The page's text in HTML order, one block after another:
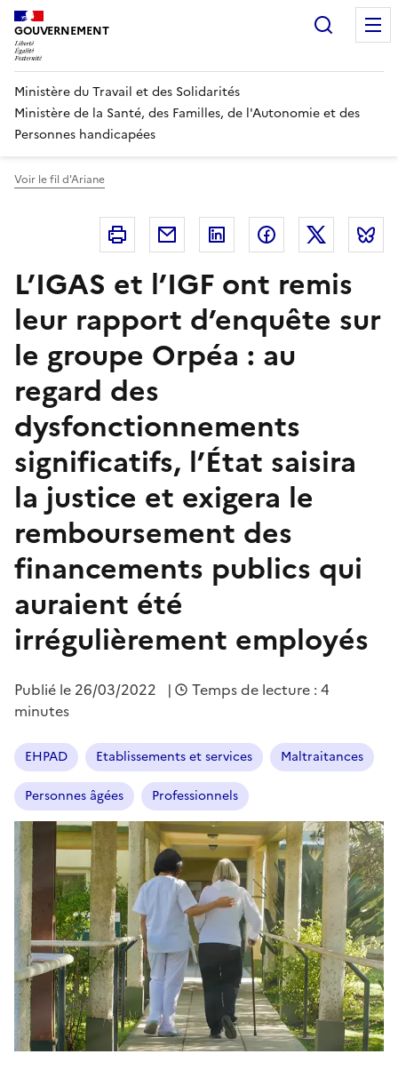
Panneau de gestion des cookies
GOUVERNEMENT
Ministère du Travail et des Solidarités
Ministère de la Santé, des Familles, de l'Autonomie et des
Personnes handicapées
Voir le fil d'Ariane
Imprimer Courriel Linkedin FacebookTwitter
L’IGAS et l’IGF ont remis
leur rapport d’enquête sur
le groupe Orpéa : au
regard des
dysfonctionnements
significatifs, l’État saisira
la justice et exigera le
remboursement des
financements publics qui
auraient été
irrégulièrement employés
Publié le 26/03/2022 |
Temps de lecture : 4
minutes
EHPAD Etablissements et services Maltraitances
Personnes âgées Professionnels